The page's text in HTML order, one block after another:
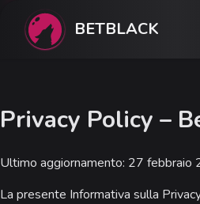
BETBLACK
Privacy Policy –
Ultimo aggiornamento: 27 febbraio
La presente Informativa sulla